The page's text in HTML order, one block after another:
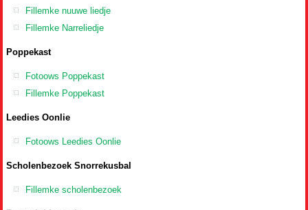
Fillemke nuuwe liedje
Fillemke Narreliedje
Poppekast
Fotoows Poppekast
Fillemke Poppekast
Leedies Oonlie
Fotoows Leedies Oonlie
Scholenbezoek Snorrekusbal
Fillemke scholenbezoek